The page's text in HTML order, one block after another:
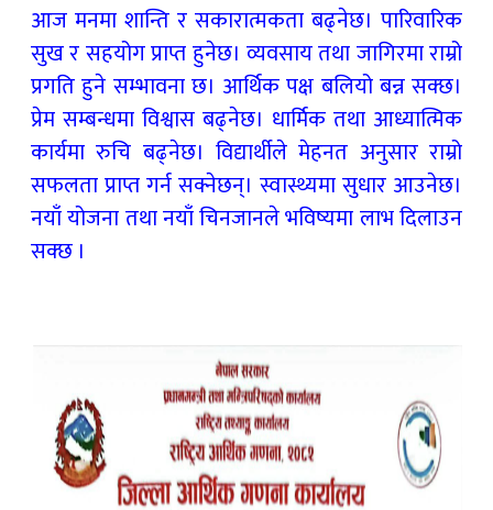
आज मनमा शान्ति र सकारात्मकता बढ्नेछ। पारिवारिक
सुख र सहयोग प्राप्त हुनेछ। व्यवसाय तथा जागिरमा राम्रो
प्रगति हुने सम्भावना छ। आर्थिक पक्ष बलियो बन्न सक्छ।
प्रेम सम्बन्धमा विश्वास बढ्नेछ। धार्मिक तथा आध्यात्मिक
कार्यमा रुचि बढ्नेछ। विद्यार्थीले मेहनत अनुसार राम्रो
सफलता प्राप्त गर्न सक्नेछन्। स्वास्थ्यमा सुधार आउनेछ।
नयाँ योजना तथा नयाँ चिनजानले भविष्यमा लाभ दिलाउन
सक्छ ।